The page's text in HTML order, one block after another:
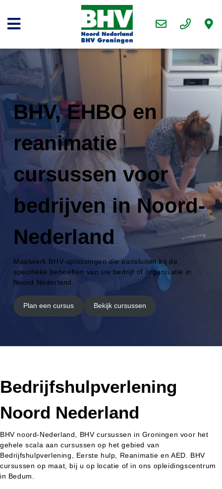
BHV, EHBO en
reanimatie
cursussen voor
bedrijven in Noord-
Nederland
Maatwerk BHV-oplossingen die aansluiten bij de
specifieke behoeften van uw bedrijf of organisatie in
Noord Nederland.
Plan een cursus Bekijk cursussen
Bedrijfshulpverlening
Noord Nederland
BHV noord-Nederland, BHV cursussen in Groningen voor het
gehele scala aan cursussen op het gebied van
Bedrijfshulpverlening, Eerste hulp, Reanimatie en AED. BHV
cursussen op maat, bij u op locatie of in ons opleidingscentrum
in Bedum.
EHBO Cursus
Reanimatie
Kinderreanimatie